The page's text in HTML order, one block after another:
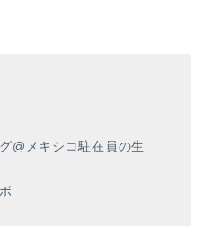
@メキシコ駐在員の生